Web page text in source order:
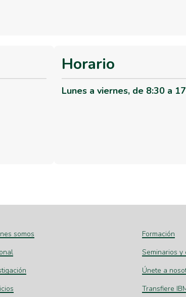
Horario
Lunes a viernes, de 8:30 a
somos
Formación
Seminarios y
Únete a
Transfiere